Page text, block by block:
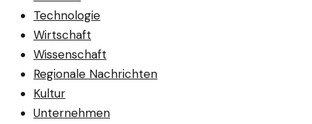
Technologie
Wirtschaft
Wissenschaft
Regionale Nachrichten
Kultur
Unternehmen